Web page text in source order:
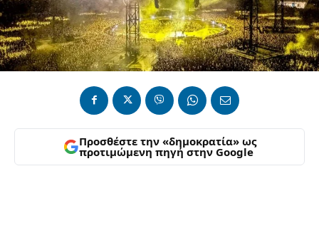
Προσθέστε την «δημοκρατία» ως
προτιμώμενη πηγή στην Google